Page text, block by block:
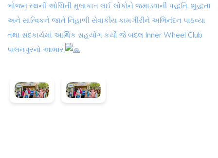
ભોજન રથની ઓચિંતી મુલાકાત લઈ લોકોને જમાડવાની પદ્ધતિ, શુદ્ધતા
અને સાત્વિકને જાતે નિહાળી સેવાકીય કામગીરીને અભિનંદન પાઠવ્યા
તથા સદકાર્યમાં આર્થિક સહયોગ કર્યો જે બદલ Inner Wheel Club
પાલનપુરનો આભાર.